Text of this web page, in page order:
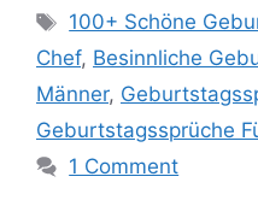
Tags
100+ Schöne
Chef, Besinnliche
Männer,
Geburtstagssprüche
1 Comment